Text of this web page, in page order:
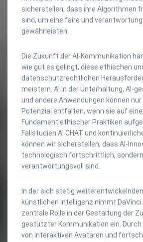
sicherstellen, dass ihre Algorithmen
sind, um eine faire und
gewährleisten.
Die Zukunft der AI-Kommunikation
wie gut es gelingt, diese ethischen
datenschutzrechtlichen
meistern. AI in der Unterhaltung, AI-
und andere Anwendungen können nur
Potenzial entfalten, wenn sie auf
Fundament ethischer Praktiken
Fallstudien AI CHAT und
können wir sicherstellen, dass AI-
technologisch fortschrittlich,
verantwortungsvoll sind.
In der sich stetig
künstlichen Intelligenz nimmt DaVinci
zentrale Rolle in der Gestaltung der
gestützter Kommunikation ein.
von interaktiven Avataren und